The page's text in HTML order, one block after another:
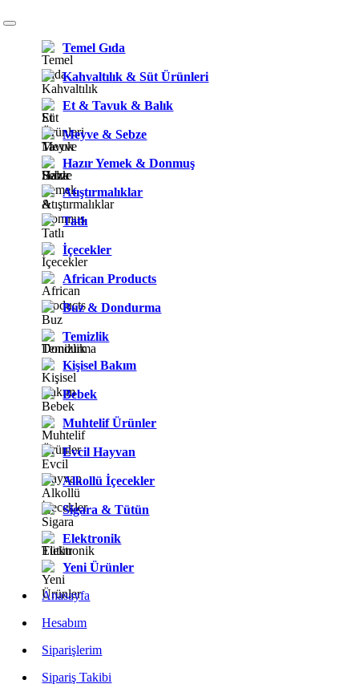
Temel Gıda
Kahvaltılık & Süt Ürünleri
Et & Tavuk & Balık
Meyve & Sebze
Hazır Yemek & Donmuş
Atıştırmalıklar
Tatlı
İçecekler
African Products
Buz & Dondurma
Temizlik
Kişisel Bakım
Bebek
Muhtelif Ürünler
Evcil Hayvan
Alkollü İçecekler
Sigara & Tütün
Elektronik
Yeni Ürünler
Anasayfa
Hesabım
Siparişlerim
Sipariş Takibi